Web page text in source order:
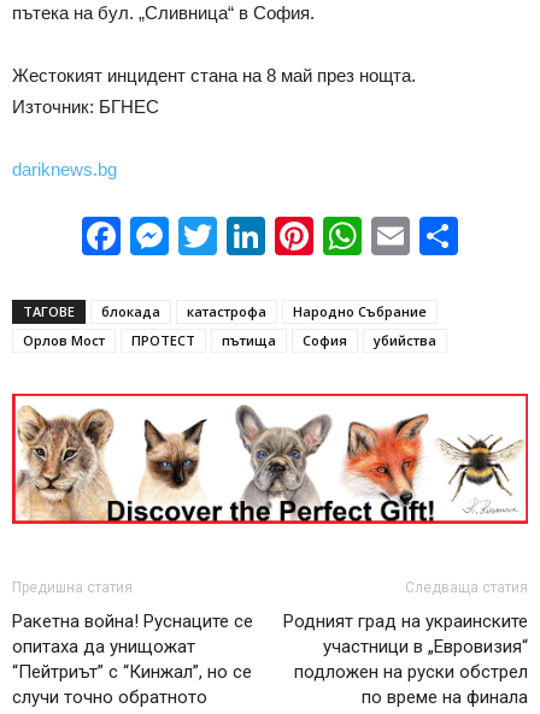
пътека на бул. „Сливница“ в София.
Жестокият инцидент стана на 8 май през нощта.
Източник: БГНЕС
dariknews.bg
Facebook
Messenger
Twitter
LinkedIn
Pinterest
WhatsApp
Email
ТАГОВЕ блокада катастрофа
Народно Събрание
Орлов Мост
ПРОТЕСТ пътища София убийства
Предишна статия
Ракетна война! Руснаците се
опитаха да унищожат
“Пейтриът” с “Кинжал”, но се
случи точно обратното
Следваща статия
Родният град на украинските
участници в „Евровизия“
подложен на руски обстрел
по време на финала